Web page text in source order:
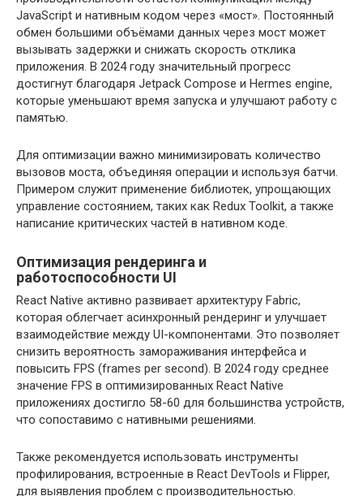
JavaScript и нативным кодом через «мост». Постоянный
обмен большими объёмами данных через мост может
вызывать задержки и снижать скорость отклика
приложения. В 2024 году значительный прогресс
достигнут благодаря Jetpack Compose и Hermes engine,
которые уменьшают время запуска и улучшают работу с
памятью.
Для оптимизации важно минимизировать количество
вызовов моста, объединяя операции и используя батчи.
Примером служит применение библиотек, упрощающих
управление состоянием, таких как Redux Toolkit, а также
написание критических частей в нативном коде.
Оптимизация рендеринга и
работоспособности UI
React Native активно развивает архитектуру Fabric,
которая облегчает асинхронный рендеринг и улучшает
взаимодействие между UI-компонентами. Это позволяет
снизить вероятность замораживания интерфейса и
повысить FPS (frames per second). В 2024 году среднее
значение FPS в оптимизированных React Native
приложениях достигло 58-60 для большинства устройств,
что сопоставимо с нативными решениями.
Также рекомендуется использовать инструменты
профилирования, встроенные в React DevTools и Flipper,
для выявления проблем с производительностью.